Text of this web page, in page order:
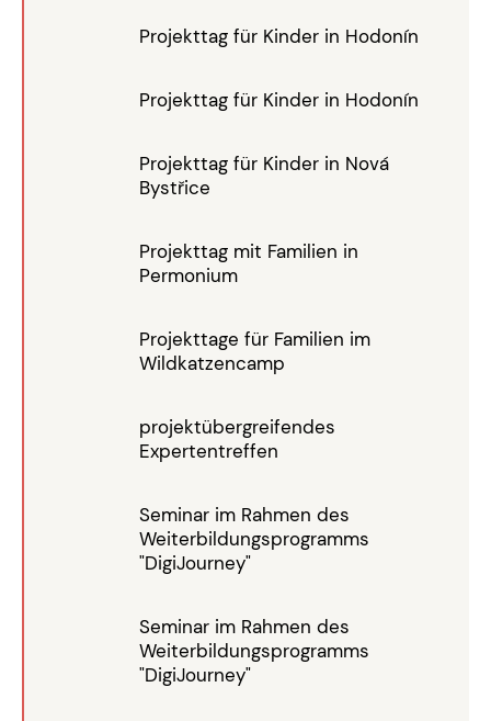
Projekttag für Kinder in Hodonín
Projekttag für Kinder in Hodonín
Projekttag für Kinder in Nová
Bystřice
Projekttag mit Familien in
Permonium
Projekttage für Familien im
Wildkatzencamp
projektübergreifendes
Expertentreffen
Seminar im Rahmen des
Weiterbildungsprogramms
"DigiJourney"
Seminar im Rahmen des
Weiterbildungsprogramms
"DigiJourney"